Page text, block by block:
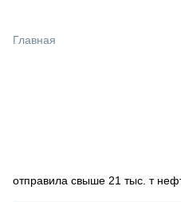
СПЕЦПРОЕКТЫ
Главная
отправила свыше 21 тыс. т